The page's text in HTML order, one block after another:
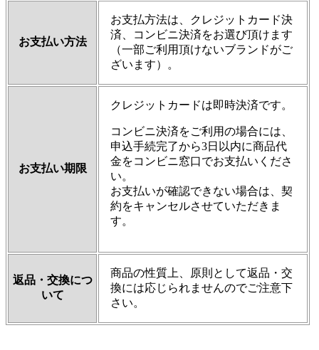
お支払い方法
お支払方法は、クレジットカード決
済、コンビニ決済をお選び頂けます
（一部ご利用頂けないブランドがご
ざいます）。
お支払い期限
クレジットカードは即時決済です。
コンビニ決済をご利用の場合には、
申込手続完了から3日以内に商品代
金をコンビニ窓口でお支払いくださ
い。
お支払いが確認できない場合は、契
約をキャンセルさせていただきま
す。
返品・交換につ
いて
商品の性質上、原則として返品・交
換には応じられませんのでご注意下
さい。